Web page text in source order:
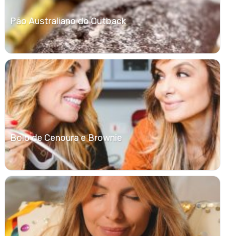
Pão Australiano do Outback
Bolo de Cenoura e Brownie